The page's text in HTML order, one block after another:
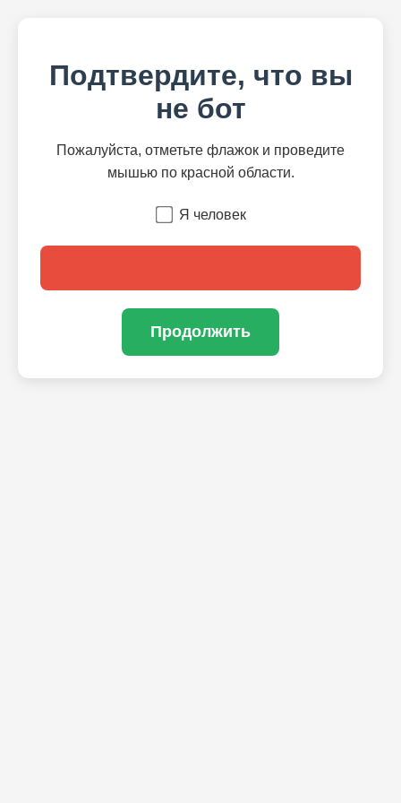
Подтвердите, что вы
не бот
Пожалуйста, отметьте флажок и проведите
мышью по красной области.
Я человек
Продолжить